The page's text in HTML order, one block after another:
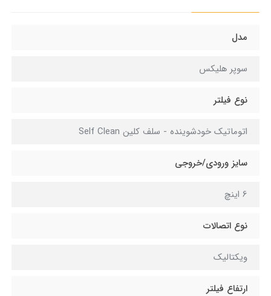
مدل
سوپر هلیکس
نوع فیلتر
اتوماتیک خودشوینده - سلف کلین Self Clean
سایز ورودی/خروجی
6 اینچ
نوع اتصالات
ویکتالیک
ارتفاع فیلتر